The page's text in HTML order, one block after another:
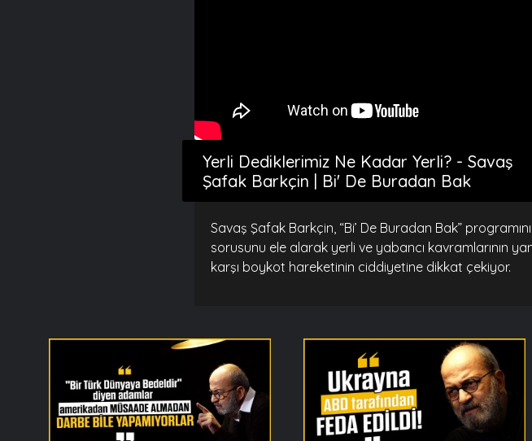
Yerli Dediklerimiz Ne Kadar Yerli? - Savaş
Şafak Barkçin | Bi' De Buradan Bak
Savaş Şafak Barkçin, “Bi’ De Buradan Bak”
sorusunu ele alarak yerli ve yabancı kavramlarının
karşı boykot hareketinin ciddiyetine dikkat çekiyor.